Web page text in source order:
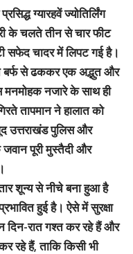
ग्यारहवें ज्योतिर्लिंग
के चलते तीन से चार फीट
सफेद चादर में लिपट गई है।
बर्फ से ढककर एक अद्भुत और
मनमोहक नजारे के साथ ही
तापमान ने हालात को
उत्तराखंड पुलिस और
जवान पूरी मुस्तैदी और
शून्य से नीचे बना हुआ है
हुई है। ऐसे में सुरक्षा
दिन-रात गश्त कर रहे हैं और
रहे हैं, ताकि किसी भी